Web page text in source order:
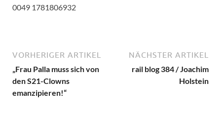
0049 1781806932
VORHERIGER ARTIKEL
„Frau Palla muss sich von
den S21-Clowns
emanzipieren!“
NÄCHSTER ARTIKEL
rail blog 384 / Joachim
Holstein